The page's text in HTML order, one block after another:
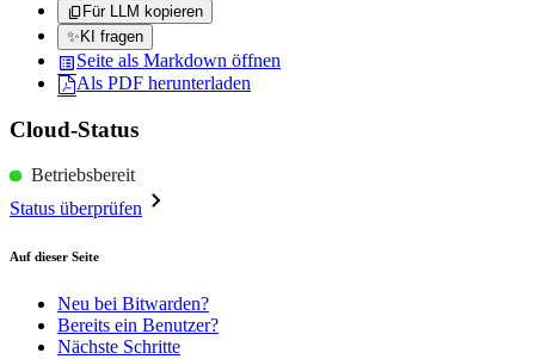
Für LLM kopieren
✨ KI fragen
Seite als Markdown öffnen
Als PDF herunterladen
Cloud-Status
Betriebsbereit
Status überprüfen
Auf dieser Seite
Neu bei Bitwarden?
Bereits ein Benutzer?
Nächste Schritte